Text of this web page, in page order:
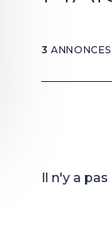
3 ANNONCES
Il n'y a